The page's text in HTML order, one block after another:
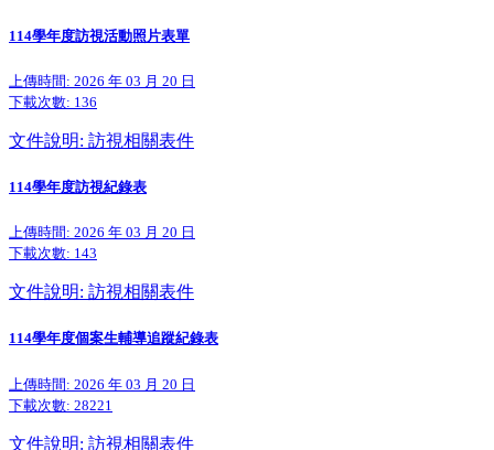
114學年度訪視活動照片表單
上傳時間: 2026 年 03 月 20 日
下載次數: 136
文件說明: 訪視相關表件
114學年度訪視紀錄表
上傳時間: 2026 年 03 月 20 日
下載次數: 143
文件說明: 訪視相關表件
114學年度個案生輔導追蹤紀錄表
上傳時間: 2026 年 03 月 20 日
下載次數: 28221
文件說明: 訪視相關表件